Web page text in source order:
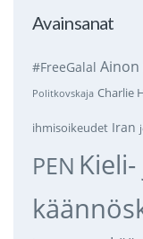
Avainsanat
#FreeGalal
Politkovskaja Charlie
ihmisoikeudet Iran
PEN Kieli-